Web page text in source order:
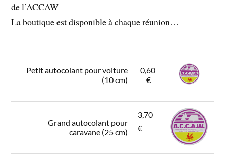
de l’ACCAW
La boutique est disponible à chaque réunion…
Petit autocolant pour voiture
(10 cm)
0,60
€
Grand autocolant pour
caravane (25 cm)
3,70
€